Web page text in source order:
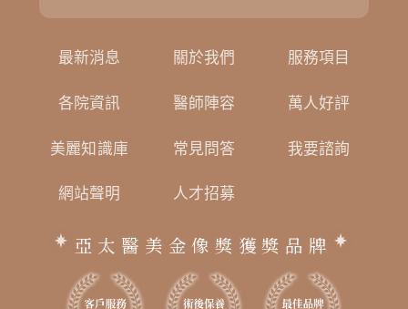
最新消息 關於我們 服務項目
各院資訊 醫師陣容 萬人好評
美麗知識庫 常見問答 我要諮詢
網站聲明 人才招募
亞太醫美金像獎獲獎品牌